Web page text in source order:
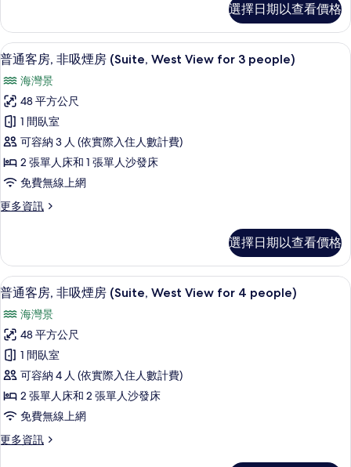
(Suite
West
View)
的
所
有
相
片
客
房,
非
吸
煙
房
(Suite
West
View)
的
詳
情
選擇日期以查看價格
顯
示
普
通
客
房,
非
吸
煙
(Suite,
West
View
for
3
people)
的
所
有
相
片
書桌、遮光布/窗簾、免費無線上網、
10
普通客房, 非吸煙房 (Suite, West View for 3 people)
海灣景
48 平方公尺
1 間臥室
可容納 3 人 (依實際入住人數計費)
2 張單人床和 1 張單人沙發床
免費無線上網
更多資訊
更
客
房,
非
吸
煙
房
(Suite,
West
View
for
3
people)
詳
選擇日期以查看價格
顯
示
普
通
客
房,
非
吸
煙
書桌、遮光布/窗簾、免費無線上網、
10
普通客房, 非吸煙房 (Suite, West View for 4 people)
海灣景
48 平方公尺
1 間臥室
可容納 4 人 (依實際入住人數計費)
2 張單人床和 2 張單人沙發床
免費無線上網
更多資訊
更